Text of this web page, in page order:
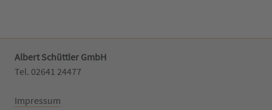
Albert Schüttler GmbH
Tel. 02641 24477‬
Impressum